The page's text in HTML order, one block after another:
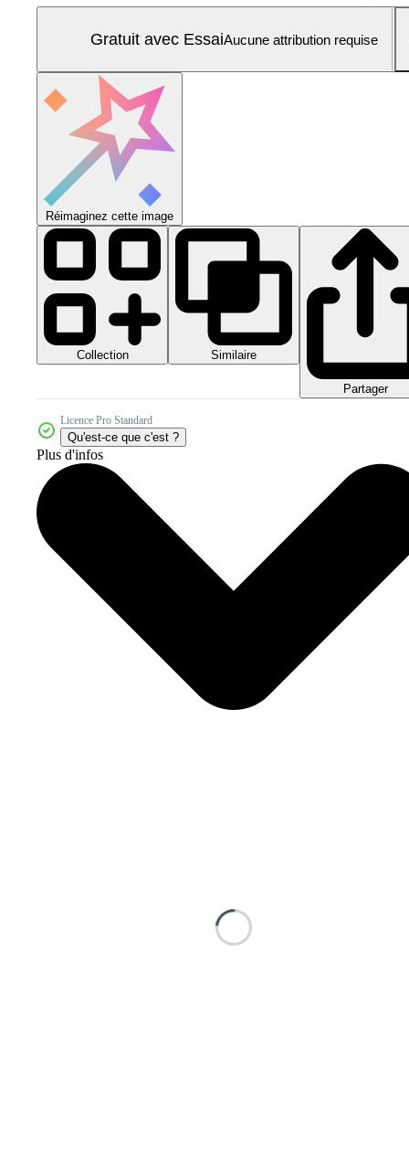
Gratuit avec EssaiAucune attribution requise
Réimaginez cette image
Collection Similaire
Partager
Licence Pro Standard
Qu'est-ce que c'est ?
Plus d'infos